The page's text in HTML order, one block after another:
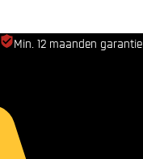
Min. 12 maanden garantie